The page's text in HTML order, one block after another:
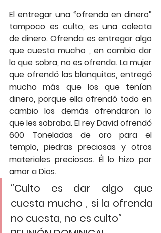
El entregar una “ofrenda en dinero”
tampoco es culto, es una colecta
de dinero. Ofrenda es entregar algo
que cuesta mucho , en cambio dar
lo que sobra, no es ofrenda. La mujer
que ofrendó las blanquitas, entregó
mucho más que los que tenían
dinero, porque ella ofrendó todo en
cambio los demás ofrendaron lo
que les sobraba. El rey David ofrendó
600 Toneladas de oro para el
templo, piedras preciosas y otros
materiales preciosos. Él lo hizo por
amor a Dios.
“Culto es dar algo que
cuesta mucho , si la ofrenda
no cuesta, no es culto”